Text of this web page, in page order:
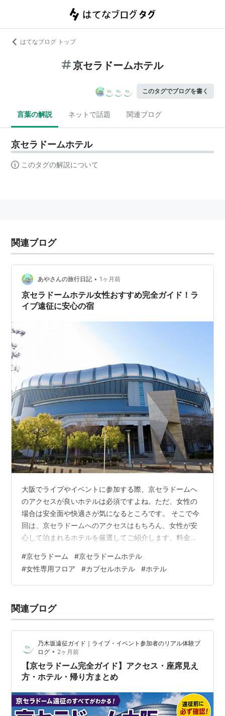
はてなブログ トップ
京セラドームホテル
このタグでブログを書く
言葉の解説 ネットで話題 関連ブログ
京セラドームホテル
このタグの解説について
関連ブログ
あやさんの旅行日記 • 1ヶ月前
京セラドームホテル女性おすすめ完全ガイド！ラ
イブ遠征に安心の宿
大阪でライブやイベントに参加する際、京セラドームへ
のアクセスが良いホテルは必須ですよね。ただ、女性の
場合は安全面や快適さが気になるところです。 そこで今
回は、京セラドームへのアクセスはもちろん、女性が安
心して泊まれるホテルを厳選してご紹介します。料金や
してみてくださいね ホテル名 アクセス 料金目安 ワイズ
キャビン大阪難波 地下鉄御堂筋線なんば駅25番出口より
徒歩約1分 3,360円～ 天然温泉 四季彩の湯 スーパーホテ
結 3,700円～ GRAND HOSTEL LDK 大阪心斎橋 …
#京セラドーム #京セラドームホテル
#女性専用フロア #カプセルホテル #ホテル
関連ブログ
乃木坂遠征ガイド｜ライブ・イベント参加者のリアル体験ブ
ログ • 2ヶ月前
【京セラドーム完全ガイド】アクセス・座席見え
方・ホテル・帰り方まとめ